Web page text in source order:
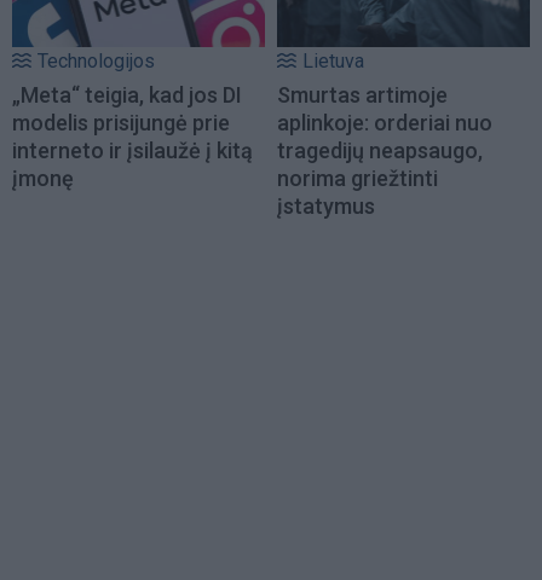
Technologijos
„Meta“ teigia, kad jos DI
modelis prisijungė prie
interneto ir įsilaužė į kitą
įmonę
Lietuva
Smurtas artimoje
aplinkoje: orderiai nuo
tragedijų neapsaugo,
norima griežtinti
įstatymus